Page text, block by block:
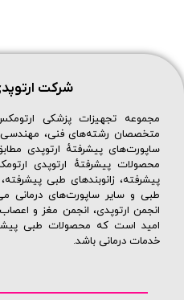
شرکت
مجموعه تجهیزات پزشکی
متخصصان رشته‌های فنی، مهندسی
ساپورت‌های پیشرفتهٔ ارتوپدی
محصولات پیشرفتهٔ ارتوپدی
پیشرفته، زانوبندهای طبی
طبی و سایر ساپورت‌های درمانی
انجمن ارتوپدی، انجمن مغز و
امید است که محصولات طبی
خدمات درمانی باشد.